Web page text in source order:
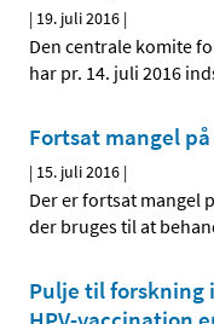
| 19. juli 2016 |
Den centrale komite
har pr. 14. juli 2016
Fortsat mangel
| 15. juli 2016 |
Der er fortsat mangel
der bruges til at
Pulje til forskning